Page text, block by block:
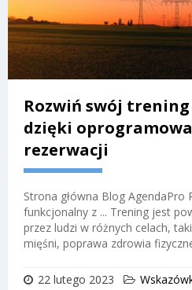
Rozwiń swój
dzięki
rezerwacji
Strona główna Blog
funkcjonalny z ... Trening jest
przez ludzi w różnych celach,
mięśni, poprawa zdrowia
22 lutego 2023